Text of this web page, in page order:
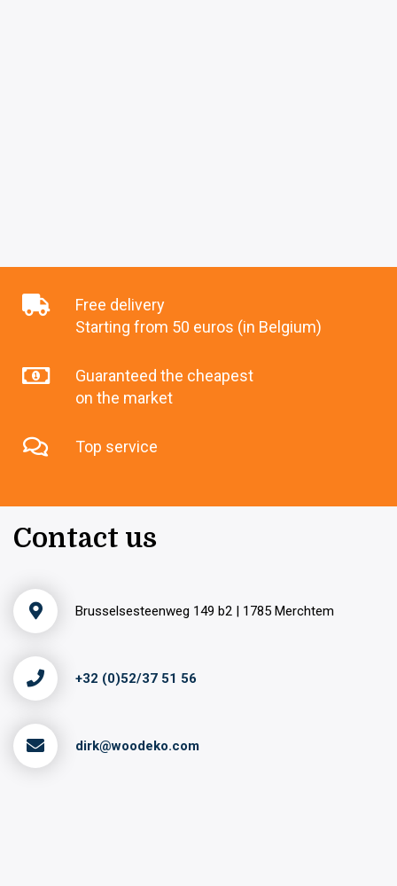
Free delivery
Starting from 50 euros (in Belgium)
Guaranteed the cheapest
on the market
Top service
Contact us
Brusselsesteenweg 149 b2 | 1785 Merchtem
+32 (0)52/37 51 56
dirk@woodeko.com